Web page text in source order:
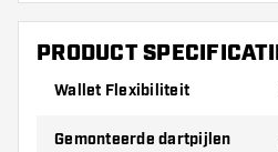
PRODUCT
Wallet Flexibiliteit
Gemonteerde dartpijlen